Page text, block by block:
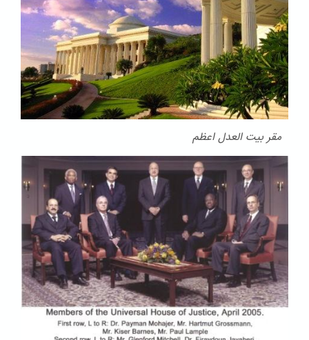
مقر بیت العدل اعظم